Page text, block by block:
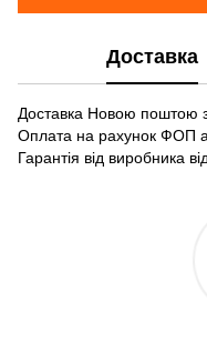
Доставка
Доставка Новою поштою
Оплата на рахунок ФОП
Гарантія від виробника